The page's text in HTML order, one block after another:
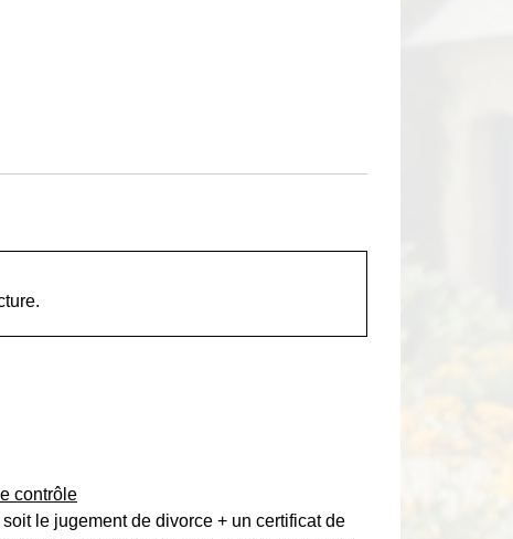
contrôle
le jugement de divorce + un certificat de